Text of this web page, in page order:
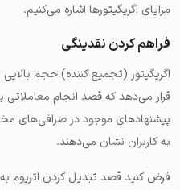
مزایای اگریگیتورها اشاره می‌کنیم.
فراهم کردن نقدینگی
اگریگیتور (تجمیع کننده) حجم بالایی
قرار می‌دهد که قصد انجام معاملاتی
پیشنهاد‌های موجود در صرافی‌های
به کاربران نشان می‌دهند.